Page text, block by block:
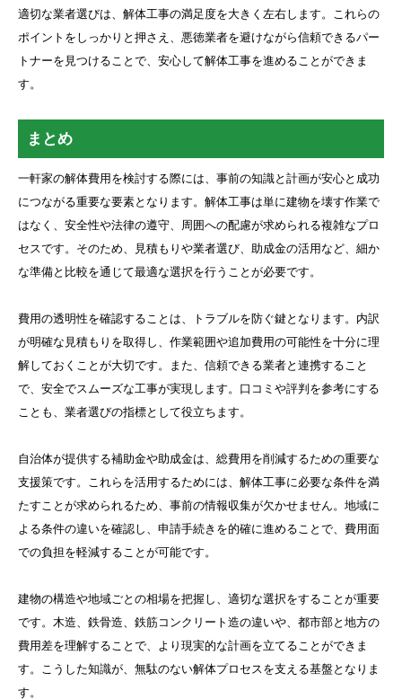
適切な業者選びは、解体工事の満足度を大きく左右します。これらの
ポイントをしっかりと押さえ、悪徳業者を避けながら信頼できるパー
トナーを見つけることで、安心して解体工事を進めることができま
す。
まとめ
一軒家の解体費用を検討する際には、事前の知識と計画が安心と成功
につながる重要な要素となります。解体工事は単に建物を壊す作業で
はなく、安全性や法律の遵守、周囲への配慮が求められる複雑なプロ
セスです。そのため、見積もりや業者選び、助成金の活用など、細か
な準備と比較を通じて最適な選択を行うことが必要です。
費用の透明性を確認することは、トラブルを防ぐ鍵となります。内訳
が明確な見積もりを取得し、作業範囲や追加費用の可能性を十分に理
解しておくことが大切です。また、信頼できる業者と連携すること
で、安全でスムーズな工事が実現します。口コミや評判を参考にする
ことも、業者選びの指標として役立ちます。
自治体が提供する補助金や助成金は、総費用を削減するための重要な
支援策です。これらを活用するためには、解体工事に必要な条件を満
たすことが求められるため、事前の情報収集が欠かせません。地域に
よる条件の違いを確認し、申請手続きを的確に進めることで、費用面
での負担を軽減することが可能です。
建物の構造や地域ごとの相場を把握し、適切な選択をすることが重要
です。木造、鉄骨造、鉄筋コンクリート造の違いや、都市部と地方の
費用差を理解することで、より現実的な計画を立てることができま
す。こうした知識が、無駄のない解体プロセスを支える基盤となりま
す。